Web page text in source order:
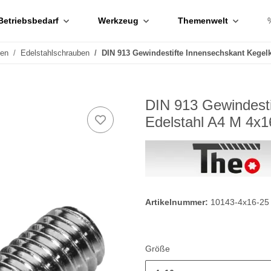
Werkzeug Themenwelt
Edelstahlschrauben DIN 913 Gewindestifte Innensechskant
DIN 913
Edelstahl A4 M
Artikelnummer: 10143-4x16-25
Größe